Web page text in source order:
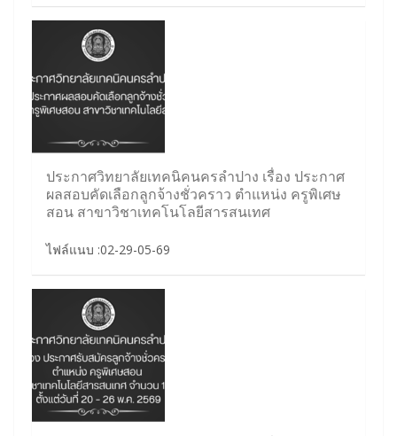
ประกาศวิทยาลัยเทคนิคนครลำปาง เรื่อง ประกาศ
ผลสอบคัดเลือกลูกจ้างชั่วคราว ตำแหน่ง ครูพิเศษ
สอน สาขาวิชาเทคโนโลยีสารสนเทศ
ไฟล์แนบ :02-29-05-69